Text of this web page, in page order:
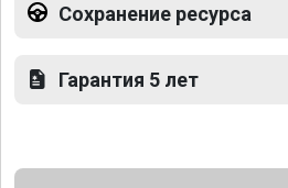
Сохранение ресурса
Гарантия 5 лет